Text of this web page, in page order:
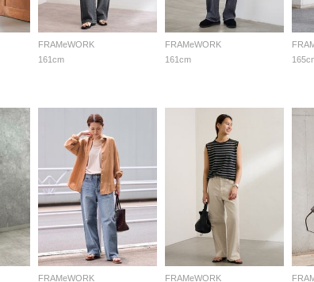
FRAMeWORK
161cm
FRAMeWORK
161cm
FRAMeWORK
FRAMeWORK